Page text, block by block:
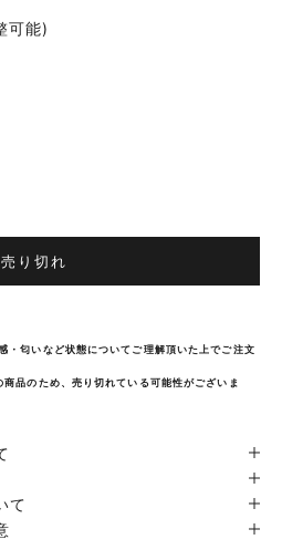
可能)
売り切れ
・匂いなど状態についてご理解頂いた上でご注文
品のため、売り切れている可能性がございま
て